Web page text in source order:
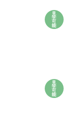
見
学
可
能
見
学
可
能